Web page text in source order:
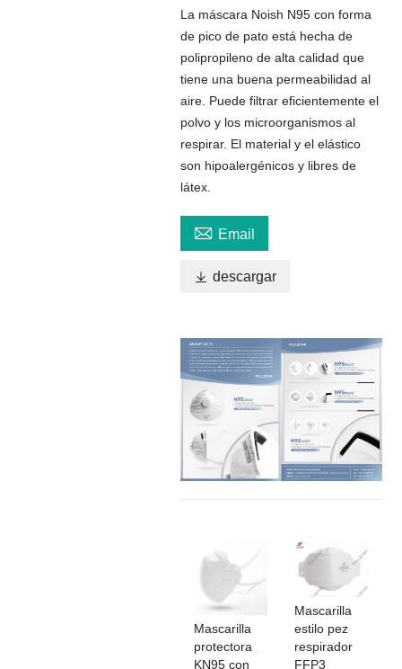
La máscara Noish N95 con forma
de pico de pato está hecha de
polipropileno de alta calidad que
tiene una buena permeabilidad al
aire. Puede filtrar eficientemente el
polvo y los microorganismos al
respirar. El material y el elástico
son hipoalergénicos y libres de
látex.
 Email
 descargar
Mascarilla
protectora
KN95 con
Mascarilla
estilo pez
respirador
FFP3